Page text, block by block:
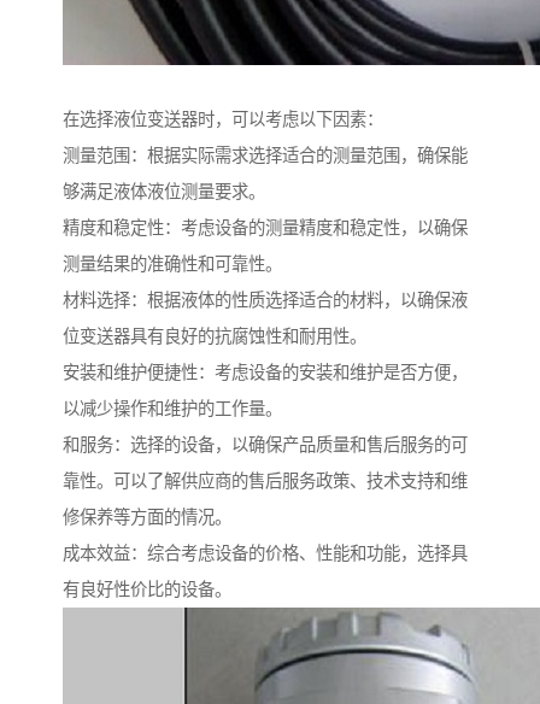
在选择液位变送器时，可以考虑以下因素：
测量范围：根据实际需求选择适合的测量范围，确保能
够满足液体液位测量要求。
精度和稳定性：考虑设备的测量精度和稳定性，以确保
测量结果的准确性和可靠性。
材料选择：根据液体的性质选择适合的材料，以确保液
位变送器具有良好的抗腐蚀性和耐用性。
安装和维护便捷性：考虑设备的安装和维护是否方便，
以减少操作和维护的工作量。
和服务：选择的设备，以确保产品质量和售后服务的可
靠性。可以了解供应商的售后服务政策、技术支持和维
修保养等方面的情况。
成本效益：综合考虑设备的价格、性能和功能，选择具
有良好性价比的设备。